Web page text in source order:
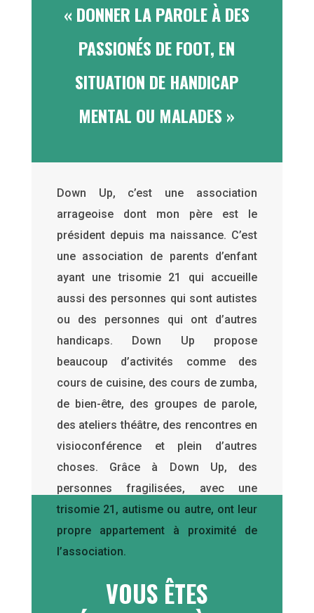
« DONNER LA PAROLE À DES
PASSIONÉS DE FOOT, EN
SITUATION DE HANDICAP
MENTAL OU MALADES »
Down Up, c’est une association
arrageoise dont mon père est le
président depuis ma naissance. C’est
une association de parents d’enfant
ayant une trisomie 21 qui accueille
aussi des personnes qui sont autistes
ou des personnes qui ont d’autres
handicaps. Down Up propose
beaucoup d’activités comme des
cours de cuisine, des cours de zumba,
de bien-être, des groupes de parole,
des ateliers théâtre, des rencontres en
visioconférence et plein d’autres
choses. Grâce à Down Up, des
personnes fragilisées, avec une
trisomie 21, autisme ou autre, ont leur
propre appartement à proximité de
l’association.
VOUS ÊTES